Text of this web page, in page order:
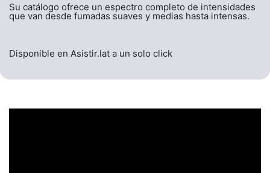
Su catálogo ofrece un espectro completo de intensidades
que van desde fumadas suaves y medias hasta intensas.
Disponible en Asistir.lat a un solo click